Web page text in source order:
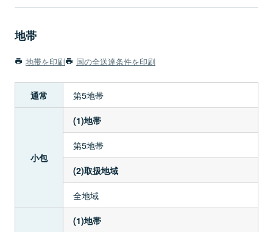
地帯
地帯を印刷 国の全送達条件を印刷
通常 第5地帯
小包
(1)地帯
第5地帯
(2)取扱地域
全地域
(1)地帯